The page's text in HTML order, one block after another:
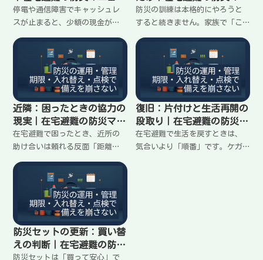
ル
停電や通信障害でキャッシュレ
スが止まると、少額の現金が
す。家族人数と在宅避難の想定
日数から、最低いくら用意し、
どこに分けて置くかの目安をま
とめます。
ュアル
防災の訓練は本格的にやろうと
すると続きません。家族で「こ
セットに絞って、5〜10分で終わ
る家庭内訓練の手順をまとめま
近隣：困ったときの協力の
現実｜在宅避難の防災マニ
ュアル
在宅避難で困ったとき、近所の
助け合いは頼れる反面「距離
ます。無理なく続けられる協力
の作り方と、頼る/断るの線引き
を、現実的な手順でまとめま
復旧：片付けと生活再開の
段取り｜在宅避難の防災マ
ニュアル
在宅避難で生活を戻すときは、
気合いより「順番」です。ケガ
防災セットの更新：買い替
えの判断｜在宅避難の防災
マニュアル
防災セットは「買って安心」で